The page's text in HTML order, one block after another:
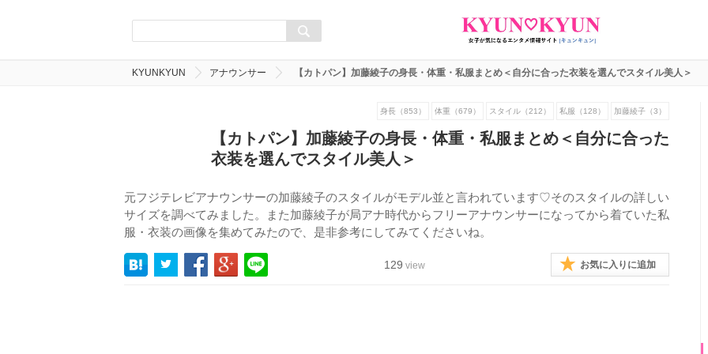
KYUNKYUN アナウンサー 【カトパン】加藤綾子の身長・体重・私服まとめ＜自分に合った衣装を選んでスタイル美人＞
身長（853） 体重（679） スタイル（212） 私服（128） 加藤綾子（3）
【カトパン】加藤綾子の身長・体重・私服まとめ＜自分に合った
衣装を選んでスタイル美人＞
元フジテレビアナウンサーの加藤綾子のスタイルがモデル並と言われています♡そのスタイルの詳しい
サイズを調べてみました。また加藤綾子が局アナ時代からフリーアナウンサーになってから着ていた私
服・衣装の画像を集めてみたので、是非参考にしてみてくださいね。
129 view お気に入りに追加